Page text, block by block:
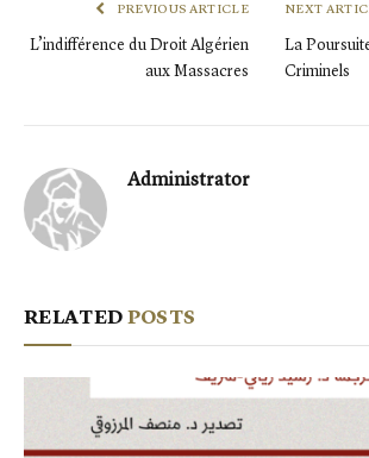
PREVIOUS ARTICLE
L’indifférence du Droit Algérien
aux Massacres
NEXT
La
Criminels
Administrator
RELATEDPOSTS